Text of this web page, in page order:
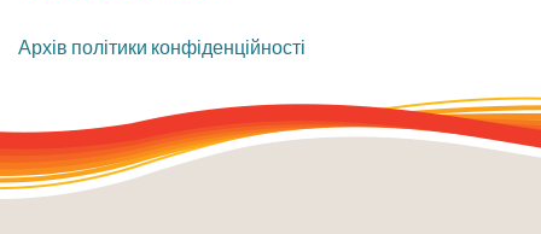
Архів політики конфіденційності